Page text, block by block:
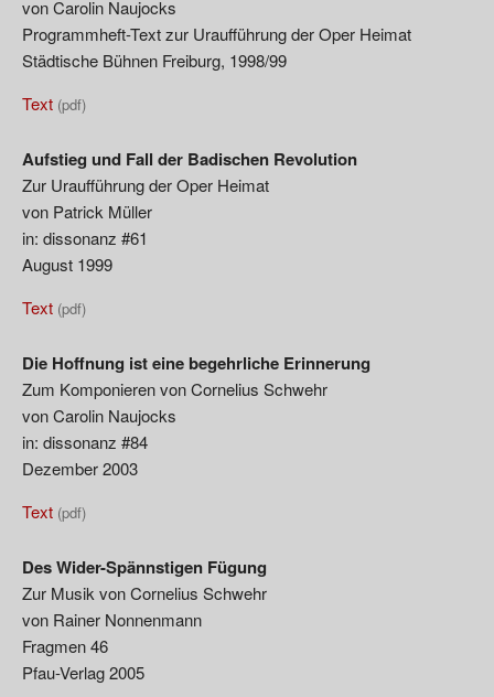
von Carolin Naujocks
Programmheft-Text zur Uraufführung der Oper Heimat
Städtische Bühnen Freiburg, 1998/99
Text (pdf)
Aufstieg und Fall der Badischen Revolution
Zur Uraufführung der Oper Heimat
von Patrick Müller
in: dissonanz #61
August 1999
Text (pdf)
Die Hoffnung ist eine begehrliche Erinnerung
Zum Komponieren von Cornelius Schwehr
von Carolin Naujocks
in: dissonanz #84
Dezember 2003
Text (pdf)
Des Wider-Spännstigen Fügung
Zur Musik von Cornelius Schwehr
von Rainer Nonnenmann
Fragmen 46
Pfau-Verlag 2005